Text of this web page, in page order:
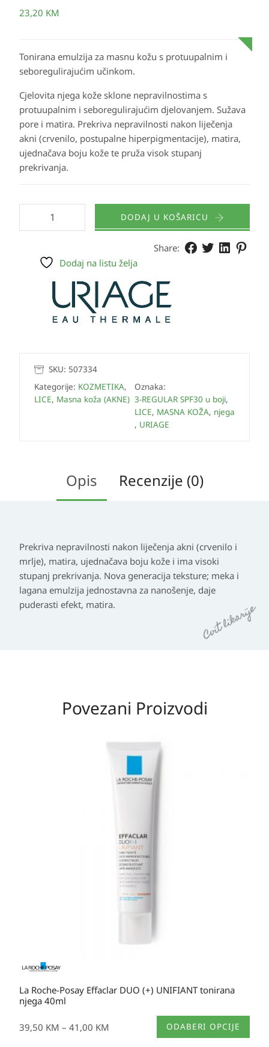
23,20 KM
Tonirana emulzija za masnu kožu s protuupalnim i
seboregulirajućim učinkom.
Cjelovita njega kože sklone nepravilnostima s
protuupalnim i seboregulirajućim djelovanjem. Sužava
pore i matira. Prekriva nepravilnosti nakon liječenja
akni (crvenilo, postupalne hiperpigmentacije), matira,
ujednačava boju kože te pruža visok stupanj
prekrivanja.
DODAJ U KOŠARICU
Share:
Dodaj na listu želja
SKU: 507334
Kategorije: KOZMETIKA,
LICE, Masna koža (AKNE)
Oznaka:
3-REGULAR SPF30 u boji,
LICE, MASNA KOŽA, njega
, URIAGE
Opis Recenzije (0)
Prekriva nepravilnosti nakon liječenja akni (crvenilo i
mrlje), matira, ujednačava boju kože i ima visoki
stupanj prekrivanja. Nova generacija teksture; meka i
lagana emulzija jednostavna za nanošenje, daje
puderasti efekt, matira.
Povezani Proizvodi
La Roche-Posay Effaclar DUO (+) UNIFIANT tonirana
njega 40ml
39,50 KM – 41,00 KM ODABERI OPCIJE
Ovaj
proizvod